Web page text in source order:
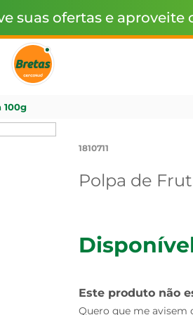
suas ofertas e aproveite
100g
1810711
Polpa de
Este produto não
Quero que me avisem